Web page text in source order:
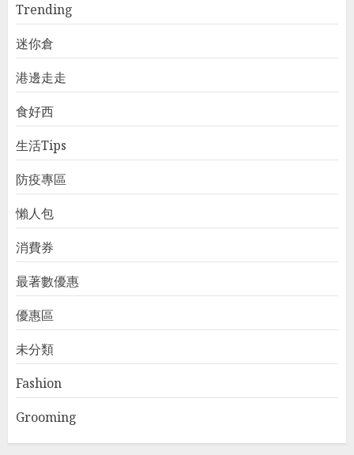
Trending
迷你倉
港邊走走
食好西
生活Tips
防疫專區
懶人包
消費券
最著數優惠
優惠區
未分類
Fashion
Grooming